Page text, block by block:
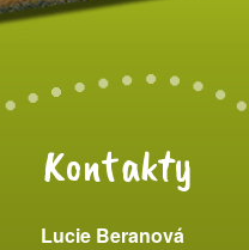
Kontakty
Lucie Beranová